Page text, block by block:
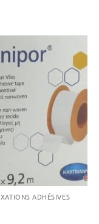
ADHÉSIVES